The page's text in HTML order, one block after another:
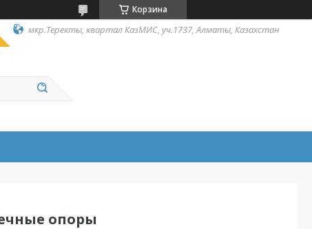
Корзина
мкр.Теректы, квартал КазМИС, уч.1737, Алматы, Казахстан
опоры